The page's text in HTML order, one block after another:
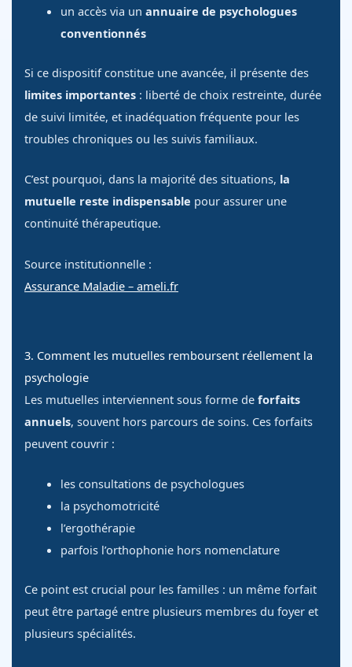
un accès via un annuaire de psychologues
conventionnés
Si ce dispositif constitue une avancée, il présente des
limites importantes : liberté de choix restreinte, durée
de suivi limitée, et inadéquation fréquente pour les
troubles chroniques ou les suivis familiaux.
C’est pourquoi, dans la majorité des situations, la
mutuelle reste indispensable pour assurer une
continuité thérapeutique.
Source institutionnelle :
Assurance Maladie – ameli.fr
3. Comment les mutuelles remboursent réellement la
psychologie
Les mutuelles interviennent sous forme de forfaits
annuels, souvent hors parcours de soins. Ces forfaits
peuvent couvrir :
les consultations de psychologues
la psychomotricité
l’ergothérapie
parfois l’orthophonie hors nomenclature
Ce point est crucial pour les familles : un même forfait
peut être partagé entre plusieurs membres du foyer et
plusieurs spécialités.